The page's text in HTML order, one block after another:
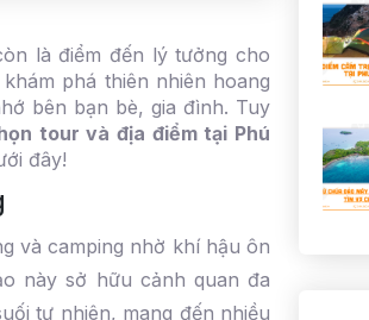
là điểm đến lý tưởng cho
phá thiên nhiên hoang
bên bạn bè, gia đình. Tuy
tour và địa điểm tại Phú
đây!
và camping nhờ khí hậu ôn
này sở hữu cảnh quan đa
tự nhiên, mang đến nhiều